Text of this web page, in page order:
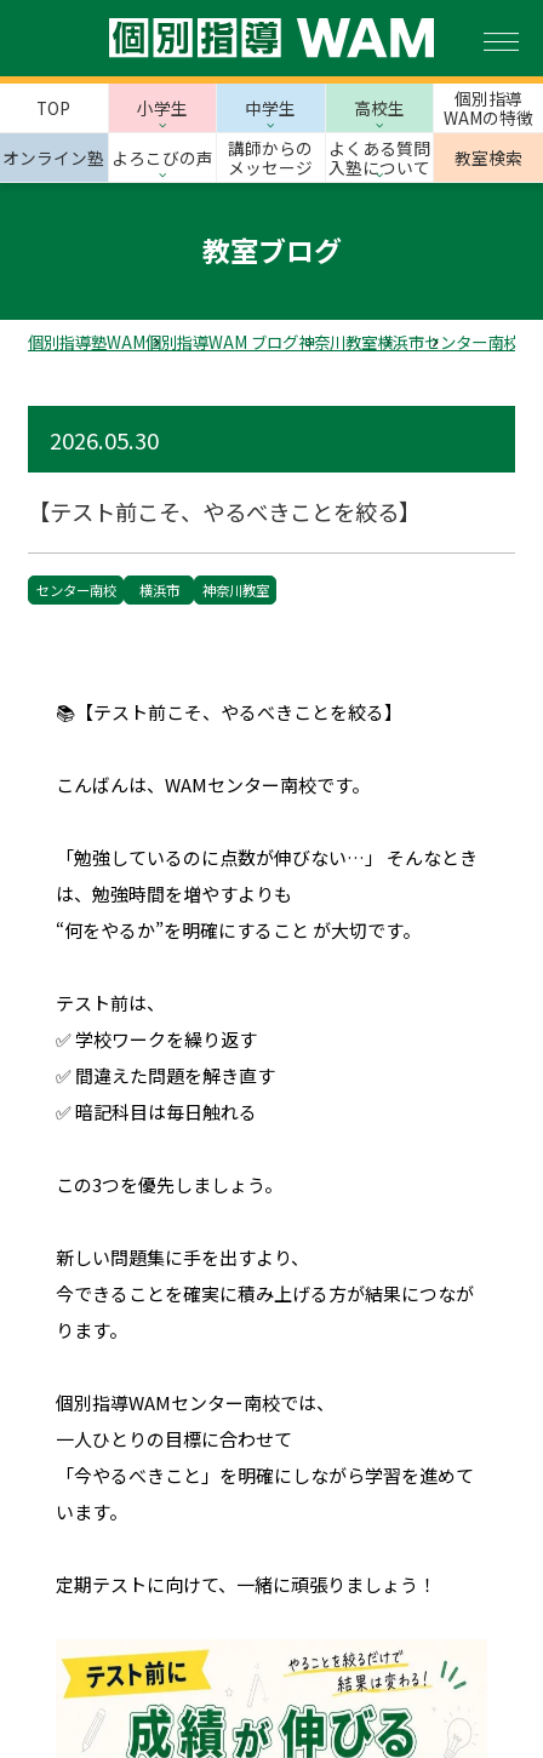
TOP 小学生 中学生 高校生
個別指導
WAMの特徴
オンライン塾 よろこびの声
講師からの
メッセージ
よくある質問
入塾について
教室検索
教室ブログ
個別指導塾WAM個別指導WAM ブログ神奈川教室横浜市センター南校の
2026.05.30
【テスト前こそ、やるべきことを絞る】
センター南校 横浜市 神奈川教室
📚【テスト前こそ、やるべきことを絞る】
こんばんは、WAMセンター南校です。
「勉強しているのに点数が伸びない…」 そんなとき
は、勉強時間を増やすよりも
“何をやるか”を明確にすること が大切です。
テスト前は、
✅ 学校ワークを繰り返す
✅ 間違えた問題を解き直す
✅ 暗記科目は毎日触れる
この3つを優先しましょう。
新しい問題集に手を出すより、
今できることを確実に積み上げる方が結果につなが
ります。
個別指導WAMセンター南校では、
一人ひとりの目標に合わせて
「今やるべきこと」を明確にしながら学習を進めて
います。
定期テストに向けて、一緒に頑張りましょう！